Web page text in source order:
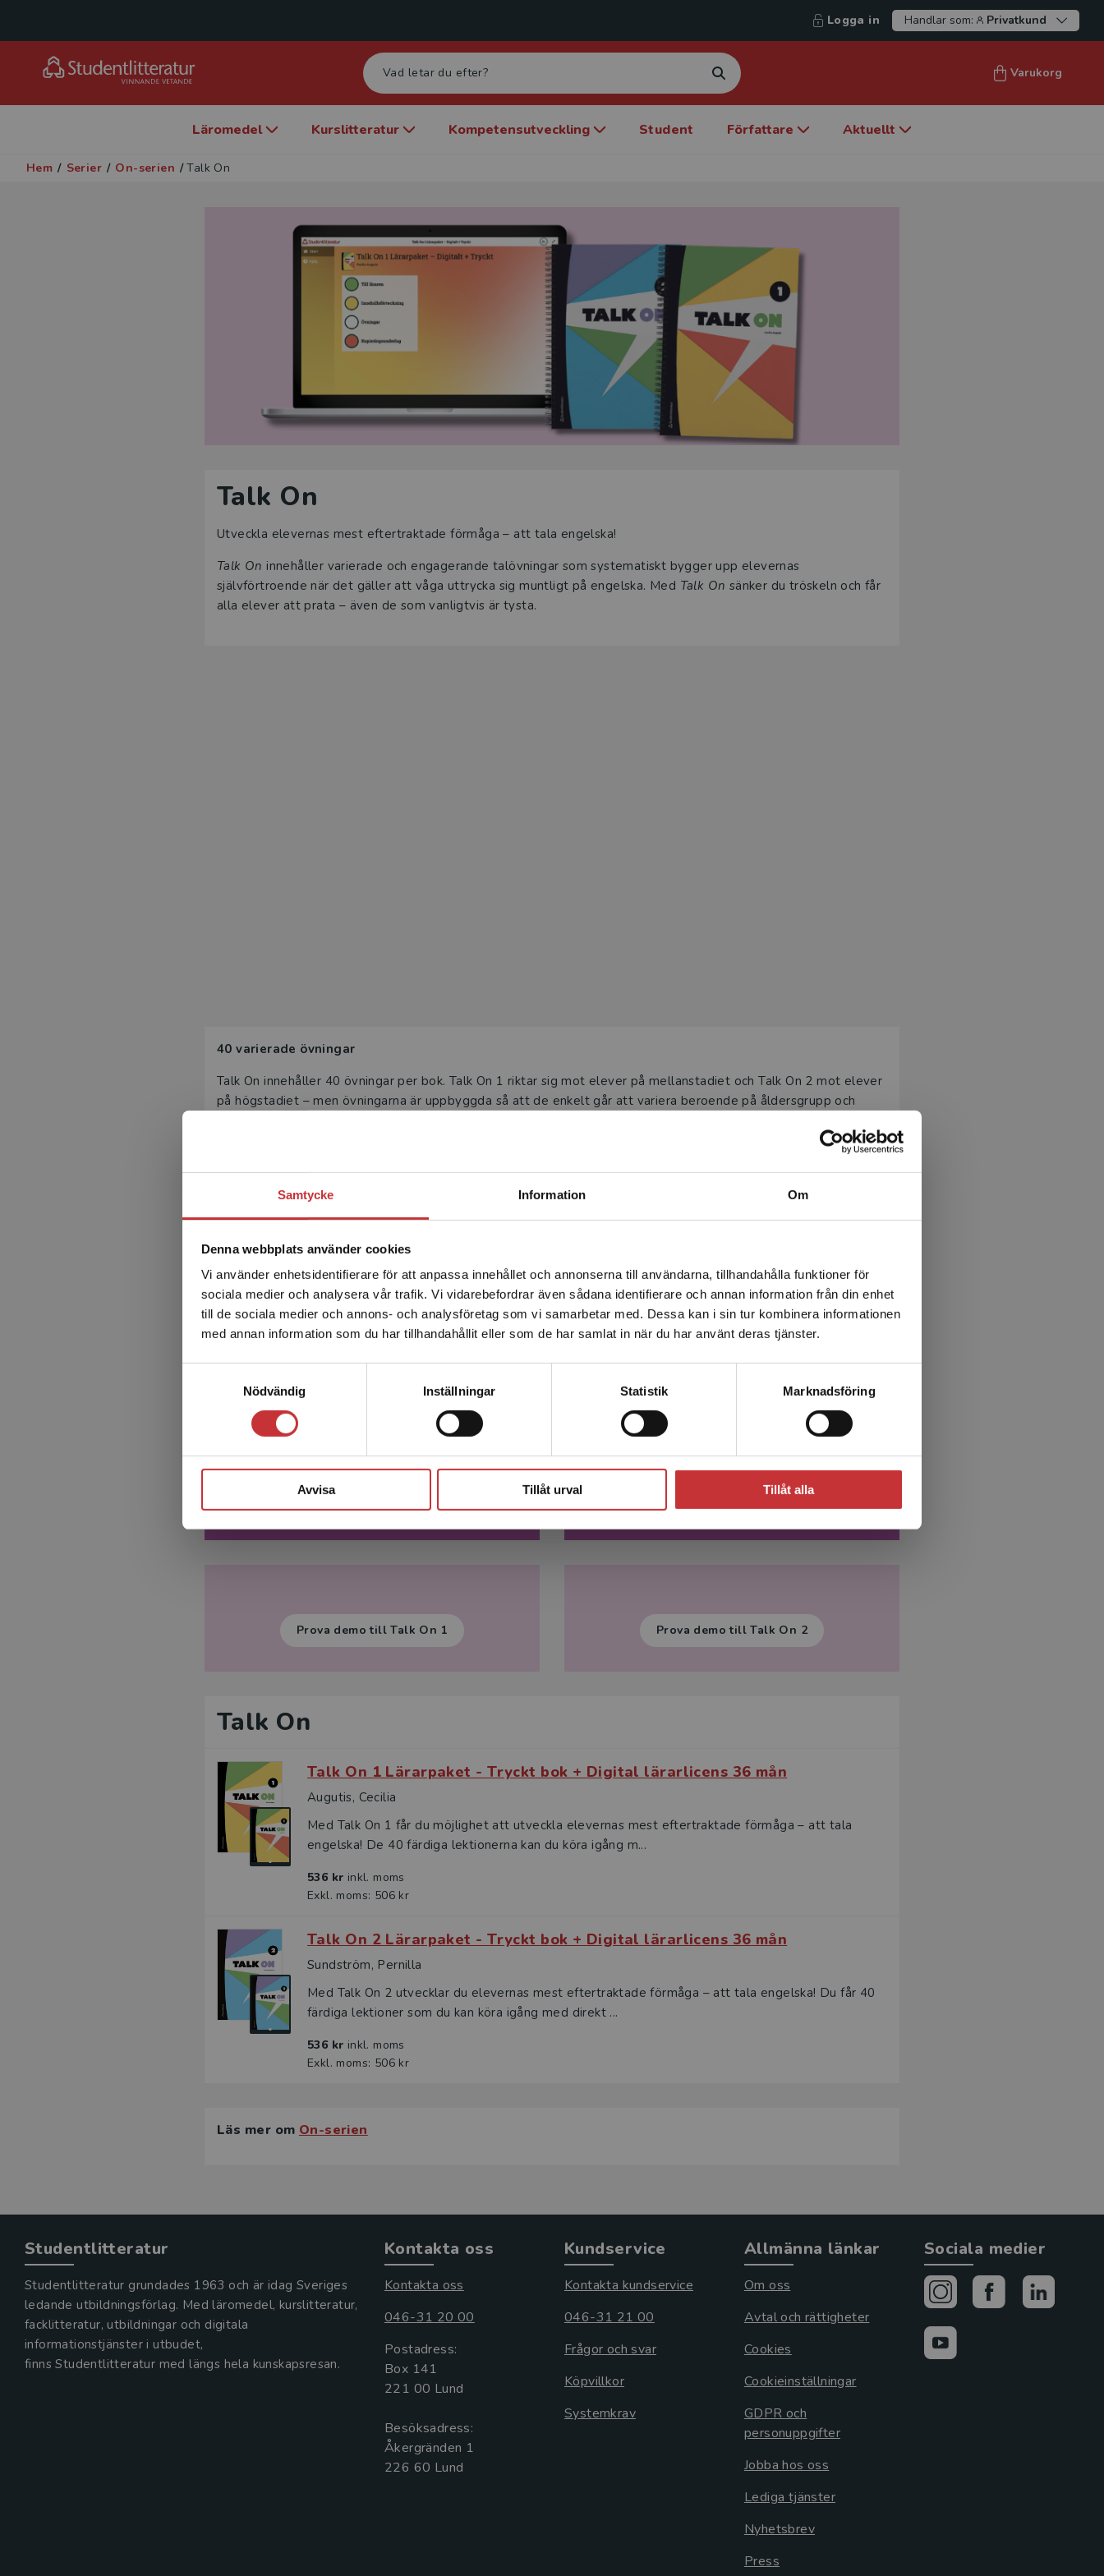
Samtycke Information Om
Denna webbplats använder cookies
Vi använder enhetsidentifierare för att anpassa innehållet och annonserna till användarna, tillhandahålla funktioner för
sociala medier och analysera vår trafik. Vi vidarebefordrar även sådana identifierare och annan information från din enhet
till de sociala medier och annons- och analysföretag som vi samarbetar med. Dessa kan i sin tur kombinera informationen
med annan information som du har tillhandahållit eller som de har samlat in när du har använt deras tjänster.
Nödvändig
Inställningar Statistik Marknadsföring
Avvisa Tillåt urval Tillåt alla
Begränsad fraktregion
Det verkar som att du besöker studentlitteratur.se via en
enhet utanför Sverige. Vi erbjuder inte leveranser utanför
Sverige. För att kunna slutföra ett köp måste
leveransadressen vara i Sverige.Läs mer
Logga in Handlar som: Privatkund
Varukorg
Läromedel Kurslitteratur Kompetensutveckling Student Författare Aktuellt
Hem / Serier / On-serien / Talk On
Talk On
Utveckla elevernas mest eftertraktade förmåga – att tala engelska!
Talk On innehåller varierade och engagerande talövningar som systematiskt bygger upp elevernas
självförtroende när det gäller att våga uttrycka sig muntligt på engelska. Med Talk On sänker du tröskeln och får
alla elever att prata – även de som vanligtvis är tysta.
40 varierade övningar
Talk On innehåller 40 övningar per bok. Talk On 1 riktar sig mot elever på mellanstadiet och Talk On 2 mot elever
på högstadiet – men övningarna är uppbyggda så att de enkelt går att variera beroende på åldersgrupp och
muntligt på engelska. Att kunna prata engelska står högt i kurs hos de flesta elever, men ibland kan tröskeln att
våga vara hög och det kan vara en utmaning att få alla elever aktiva. MedTalk Onsänker du tröskeln och får alla
elever att prata.
Upplägg
Talk Oninleds med en utförlig metoddiskussion där bl.a. lärarens roll, respons, mental förberedelsetid, arbete i
stora och heterogena grupper, gruppindelning, hur material kan organiseras och andra praktiska tips tas upp. De
beskrivs stegvis och rubrikerna Språkligt fokus, Lärarfokus, Elev­aktivitet, Arbetsgång, Gå vidare och Tips ger en
snabb överblick.
Provläs Talk On 1 Provläs Talk On 2
Prova demo till Talk On 1 Prova demo till Talk On 2
Talk On
Talk On 1 Lärarpaket - Tryckt bok + Digital lärarlicens 36 mån
Augutis, Cecilia
Med Talk On 1 får du möjlighet att utveckla elevernas mest eftertraktade förmåga – att tala
engelska! De 40 färdiga lektionerna kan du köra igång m...
536 kr inkl. moms
Exkl. moms: 506 kr
Talk On 2 Lärarpaket - Tryckt bok + Digital lärarlicens 36 mån
Sundström, Pernilla
Med Talk On 2 utvecklar du elevernas mest eftertraktade förmåga – att tala engelska! Du får 40
färdiga lektioner som du kan köra igång med direkt ...
536 kr inkl. moms
Exkl. moms: 506 kr
Läs mer om On-serien
Studentlitteratur
Studentlitteratur grundades 1963 och är idag Sveriges
ledande utbildningsförlag. Med läromedel, kurslitteratur,
facklitteratur, utbildningar och digitala
informationstjänster i utbudet,
finns Studentlitteratur med längs hela kunskapsresan.
Kontakta oss
Kontakta oss
046-31 20 00
Postadress:
Box 141
221 00 Lund
Besöksadress:
Åkergränden 1
Kundservice
Kontakta kundservice
046-31 21 00
Frågor och svar
Köpvillkor
Systemkrav
Allmänna länkar
Om oss
Avtal och rättigheter
Cookies
Cookieinställningar
GDPR och
personuppgifter
Jobba hos oss
Lediga tjänster
Nyhetsbrev
Press
Sociala medier